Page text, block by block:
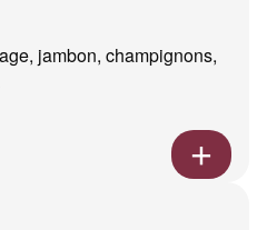
jambon, champignons,